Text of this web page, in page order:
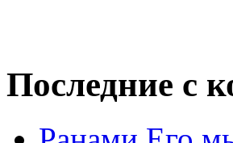
Последние с